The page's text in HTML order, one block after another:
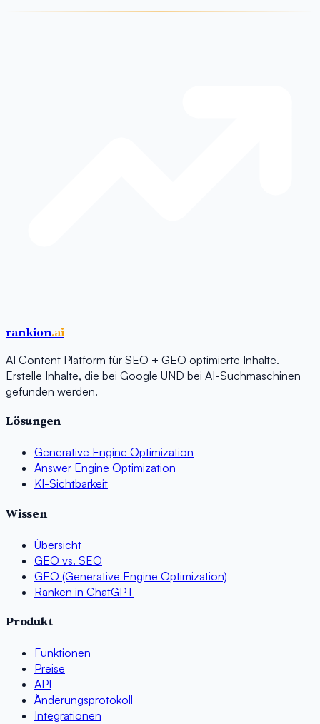
rankion.ai
AI Content Platform für SEO + GEO optimierte Inhalte.
Erstelle Inhalte, die bei Google UND bei AI-Suchmaschinen
gefunden werden.
Lösungen
Generative Engine Optimization
Answer Engine Optimization
KI-Sichtbarkeit
Wissen
Übersicht
GEO vs. SEO
GEO (Generative Engine Optimization)
Ranken in ChatGPT
Produkt
Funktionen
Preise
API
Änderungsprotokoll
Integrationen